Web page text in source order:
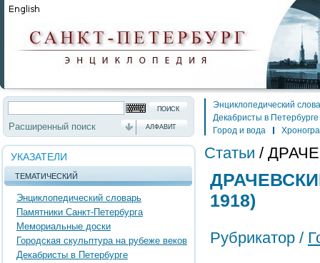
Расширенный поиск АЛФАВИТ
УКАЗАТЕЛИ
ТЕМАТИЧЕСКИЙ
Энциклопедический словарь
Памятники Санкт-Петербурга
Мемориальные доски
Городская скульптура на рубеже веков
Декабристы в Петербурге
Энциклопедический
Декабристы в Петербурге
Город и вода
Статьи /
1918)
Рубрикатор /